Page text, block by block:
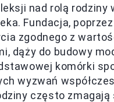
nad rolą rodziny
Fundacja, poprzez
zgodnego z
dąży do budowy
komórki
wyzwań
często zmagają